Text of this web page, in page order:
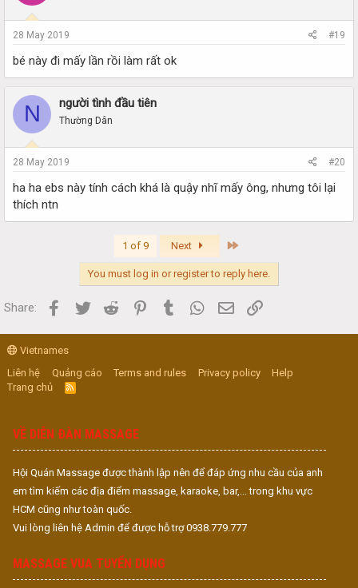
28 May 2019 #19
bé này đi mấy lần rồi làm rất ok
N người tình đầu tiên
Thường Dân
28 May 2019 #20
ha ha ebs này tính cách khá là quậy nhĩ mấy ông, nhưng tôi lại
thích ntn
1 of 9 Next
You must log in or register to reply here.
Share: Facebook
Twitter Reddit PinterestTumblr WhatsApp
Email
Vietnames
Liên hệ
Quảng cáo Terms and rules Privacy policy
Help
Trang chủ
R
S
VỀ DIỄN ĐÀN MASSAGE
Hội Quán Massage được thành lập nên để đáp ứng nhu cầu của anh
em tìm kiếm các địa điểm massage, karaoke, bar,... trong khu vực
HCM cũng như toàn quốc.
Vui lòng liên hệ Admin để được hỗ trợ 0938.779.777
MASSAGE VUA TUYỂN DỤNG